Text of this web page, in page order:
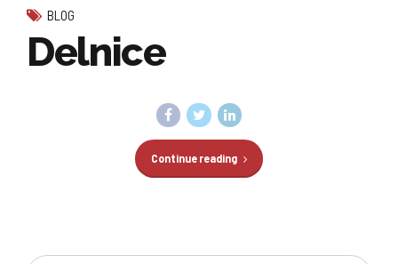
BLOG
Delnice
Continue reading